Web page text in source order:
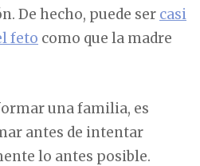
De hecho, puede ser casi
feto como que la madre
una familia, es
antes de intentar
lo antes posible.